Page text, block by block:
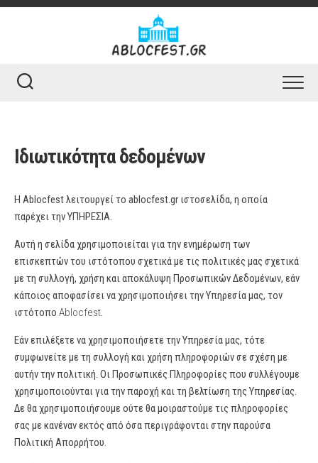
Skip
Ιδιωτικότητα δεδομένων
Η Ablocfestλειτουργεί το ablocfest.gr ιστοσελίδα, η οποία
παρέχει την ΥΠΗΡΕΣΙΑ.
Αυτή η σελίδα χρησιμοποιείται για την ενημέρωση των
επισκεπτών του ιστότοπου σχετικά με τις πολιτικές μας σχετικά
με τη συλλογή, χρήση και αποκάλυψη Προσωπικών Δεδομένων, εάν
κάποιος αποφασίσει να χρησιμοποιήσει την Υπηρεσία μας, τον
ιστότοπο Ablocfest.
Εάν επιλέξετε να χρησιμοποιήσετε την Υπηρεσία μας, τότε
συμφωνείτε με τη συλλογή και χρήση πληροφοριών σε σχέση με
αυτήν την πολιτική. Οι Προσωπικές Πληροφορίες που συλλέγουμε
χρησιμοποιούνται για την παροχή και τη βελτίωση της Υπηρεσίας.
Δε θα χρησιμοποιήσουμε ούτε θα μοιραστούμε τις πληροφορίες
σας με κανέναν εκτός από όσα περιγράφονται στην παρούσα
Πολιτική Απορρήτου.